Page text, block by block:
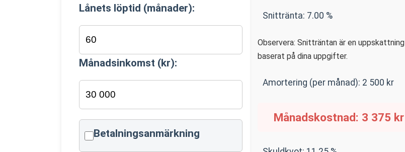
Lånets löptid (månader):
Månadsinkomst (kr):
Betalningsanmärkning
Snittränta: 7.00 %
Observera: Snitträntan är en uppskattning
baserat på dina uppgifter.
Amortering (per månad): 2 500 kr
Månadskostnad: 3 375 kr